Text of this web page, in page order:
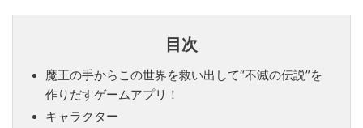
目次
魔王の手からこの世界を救い出して“不滅の伝説”を
作りだすゲームアプリ！
キャラクター